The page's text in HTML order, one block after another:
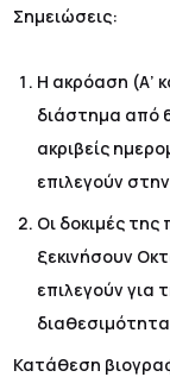
Σημειώσεις:
Η ακρόαση (Α’
διάστημα από 6
ακριβείς
επιλεγούν
Οι δοκιμές
ξεκινήσουν
επιλεγούν για
Κατάθεση